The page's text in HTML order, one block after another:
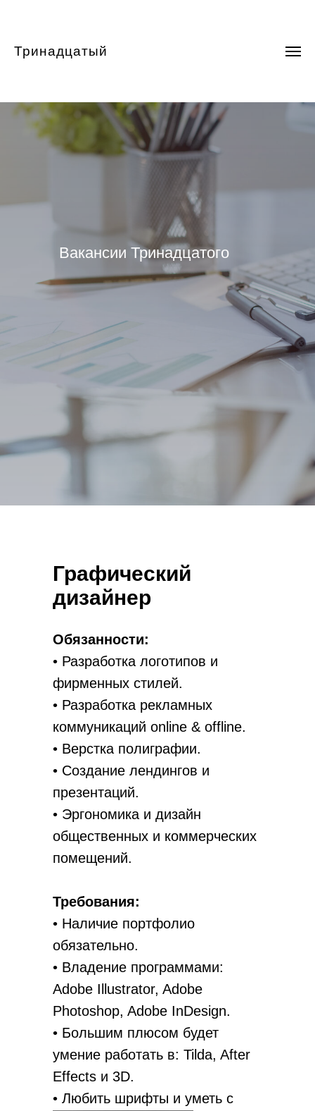
Тринадцатый
Вакансии Тринадцатого
Графический
дизайнер
Обязанности:
• Разработка логотипов и
фирменных стилей.
• Разработка рекламных
коммуникаций online & offline.
• Верстка полиграфии.
• Создание лендингов и
презентаций.
• Эргономика и дизайн
общественных и коммерческих
помещений.
Требования:
• Наличие портфолио
обязательно.
• Владение программами:
Adobe Illustrator, Adobe
Photoshop, Adobe InDesign.
• Большим плюсом будет
умение работать в: Tilda, After
Effects и 3D.
• Любить шрифты и уметь с